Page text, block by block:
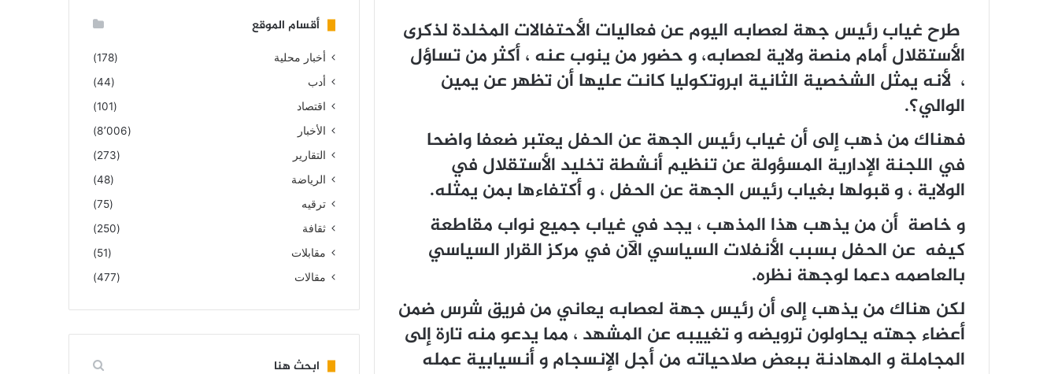
طرح غياب رئيس جهة لعصابه اليوم عن فعاليات الأحتفالات المخلدة لذكرى
الأستقلال أمام منصة ولاية لعصابه، و حضور من ينوب عنه ، أكثر من تساؤل
، لأنه يمثل الشخصية الثانية ابروتكوليا كانت عليها أن تظهر عن يمين
الوالي؟.
فهناك من ذهب إلى أن غياب رئيس الجهة عن الحفل يعتبر ضعفا واضحا
في اللجنة الإدارية المسؤولة عن تنظيم أنشطة تخليد الأستقلال في
الولاية ، و قبولها بغياب رئيس الجهة عن الحفل ، و أكتفاءها بمن يمثله.
و خاصة أن من يذهب هذا المذهب ، يجد في غياب جميع نواب مقاطعة
كيفه عن الحفل بسبب الأنفلات السياسي الآن في مركز القرار السياسي
بالعاصمه دعما لوجهة نظره.
لكن هناك من يذهب إلى أن رئيس جهة لعصابه يعاني من فريق شرس ضمن
أعضاء جهته يحاولون ترويضه و تغييبه عن المشهد ، مما يدعو منه تارة إلى
المجاملة و المهادنة ببعض صلاحياته من أجل الإنسجام و أنسيابية عمله
أقسام الموقع
أخبار محلية
(178)
أدب
(44)
اقتصاد
(101)
الأخبار
(8٬006)
التقارير
(273)
الرياضة
(48)
ترقيه
(75)
ثقافة
(250)
مقابلات
(51)
مقالات
(477)
ابحث هنا